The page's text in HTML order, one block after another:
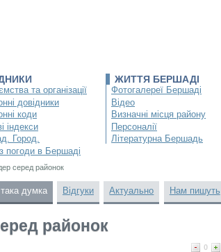
та організації
довідники
коди
індекси
Город.
погоди в Бершаді
ЖИТТЯ БЕРШАДІ
Фотогалереї Бершаді
Відео
Визначні місця району
Персоналії
Літературна Бершадь
серед районок
думка Відгуки Актуально Нам пишуть
районок
0